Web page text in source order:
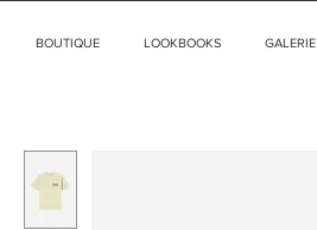
BOUTIQUE LOOKBOOKS GALERIE